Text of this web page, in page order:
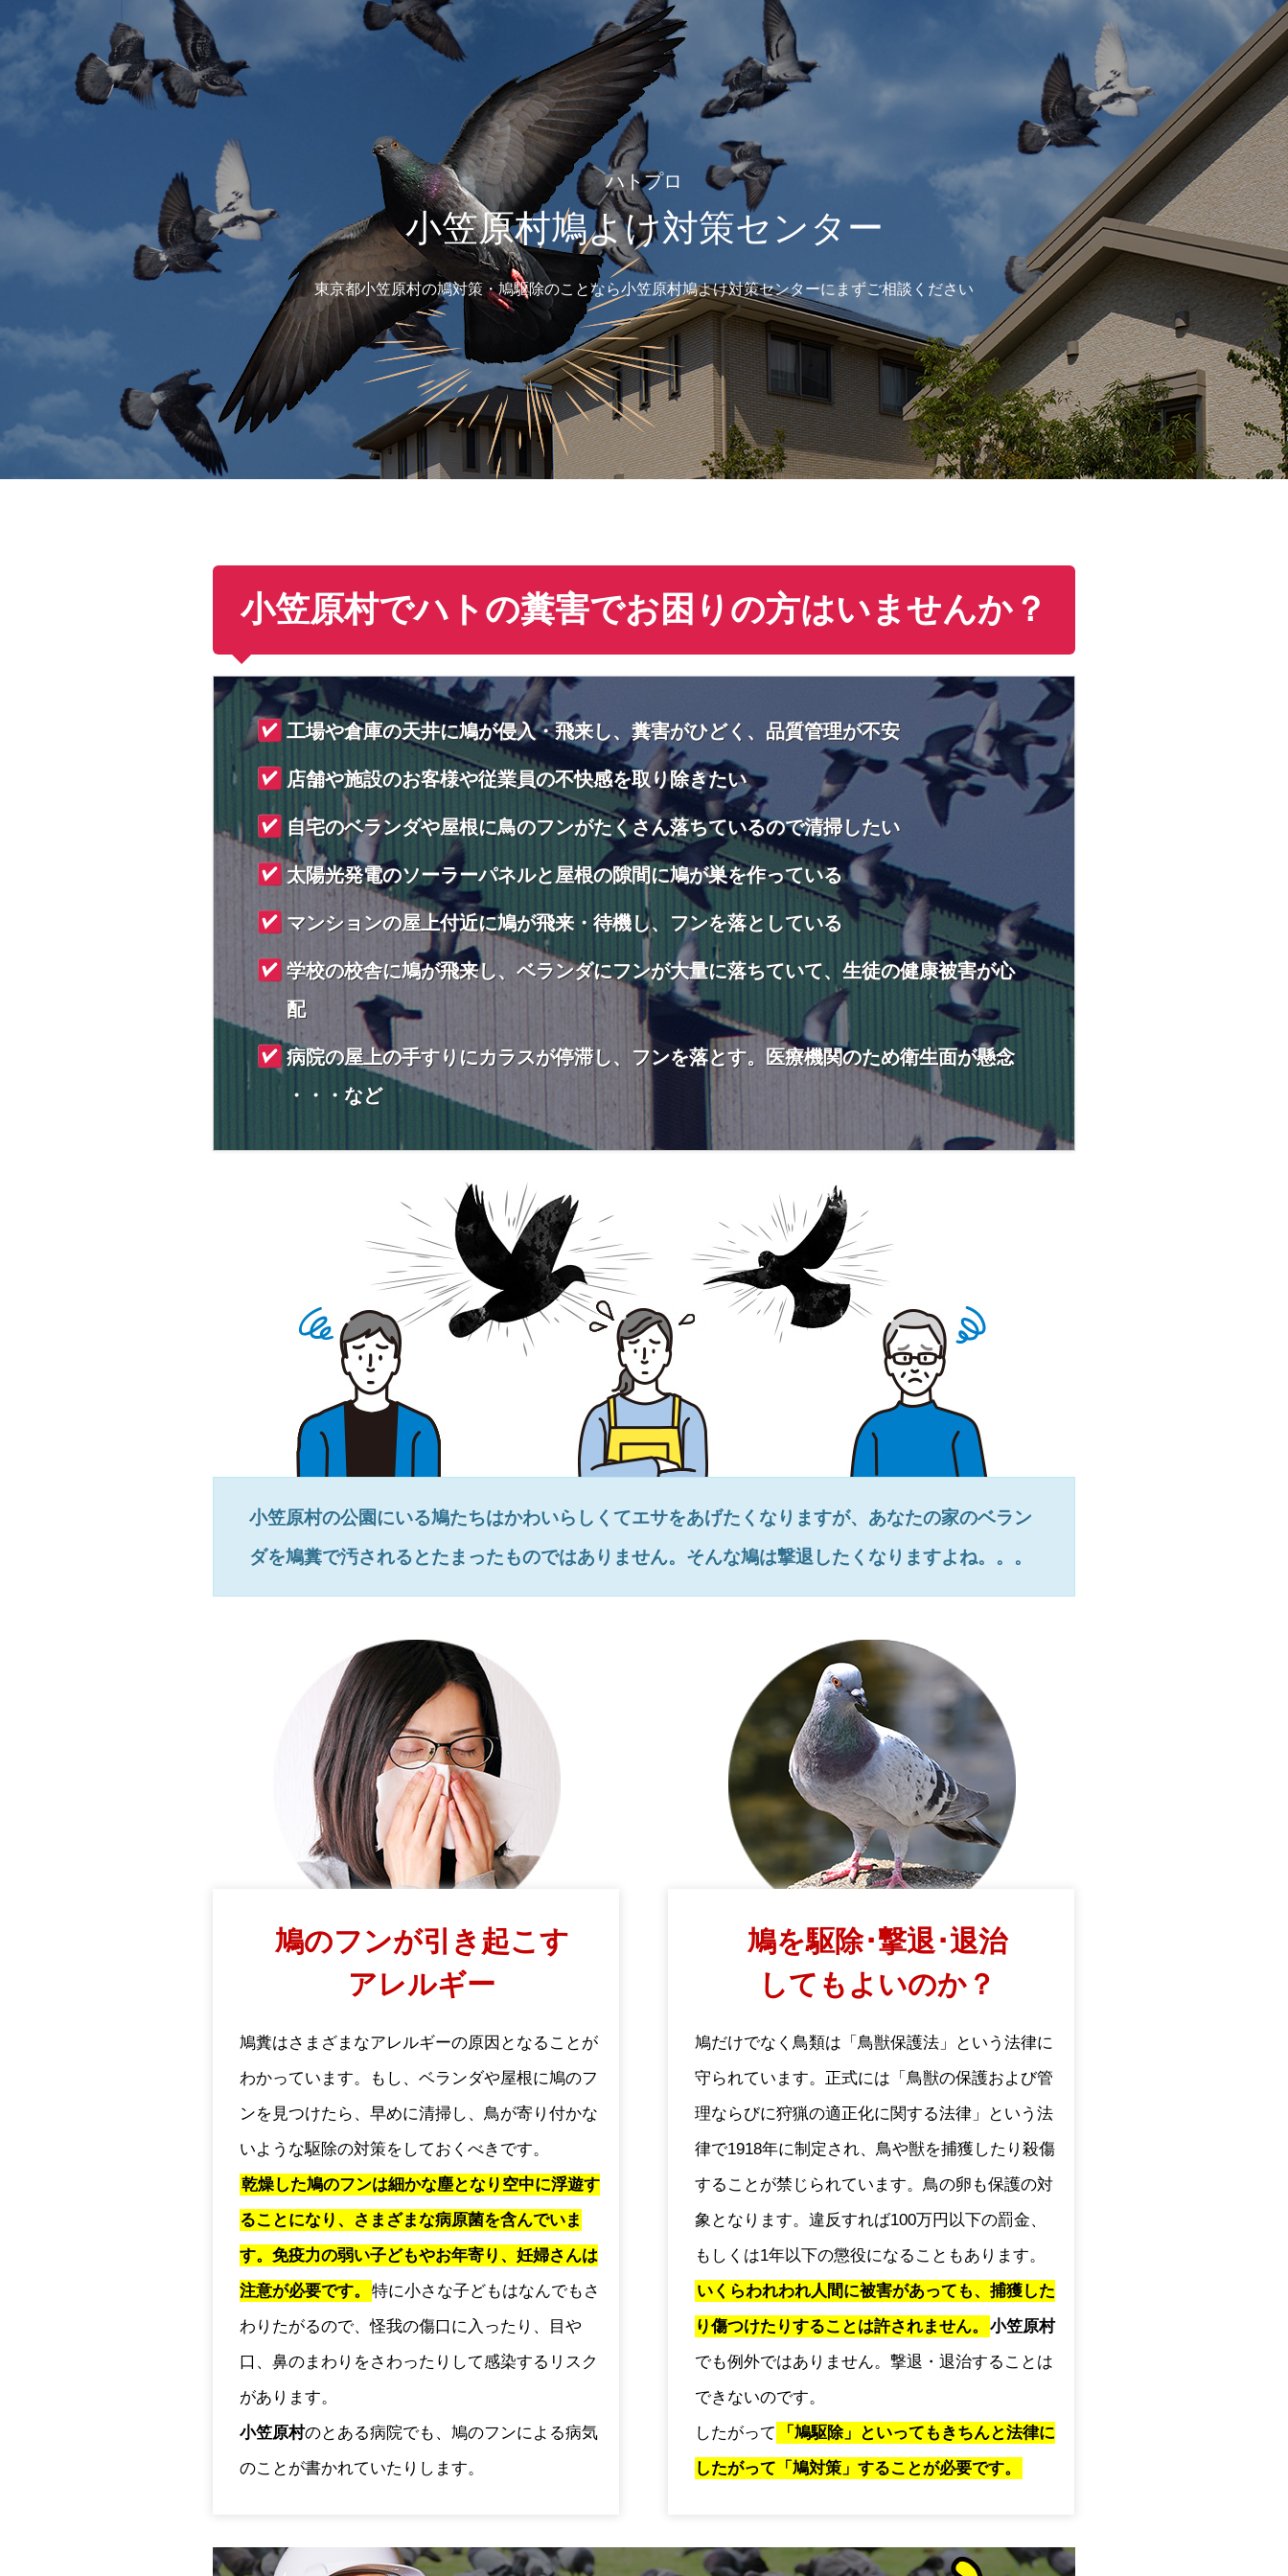
ハトプロ
小笠原村鳩よけ対策センター
東京都小笠原村の鳩対策・鳩駆除のことなら小笠原村鳩よけ対策センターにまずご相談ください
小笠原村でハトの糞害でお困りの方はいませんか？
工場や倉庫の天井に鳩が侵入・飛来し、糞害がひどく、品質管理が不安
店舗や施設のお客様や従業員の不快感を取り除きたい
自宅のベランダや屋根に鳥のフンがたくさん落ちているので清掃したい
太陽光発電のソーラーパネルと屋根の隙間に鳩が巣を作っている
マンションの屋上付近に鳩が飛来・待機し、フンを落としている
学校の校舎に鳩が飛来し、ベランダにフンが大量に落ちていて、生徒の健康被害が心
配
病院の屋上の手すりにカラスが停滞し、フンを落とす。医療機関のため衛生面が懸念
・・・など
小笠原村の公園にいる鳩たちはかわいらしくてエサをあげたくなりますが、あなたの家のベラン
ダを鳩糞で汚されるとたまったものではありません。そんな鳩は撃退したくなりますよね。。。
鳩のフンが引き起こす
アレルギー
鳩糞はさまざまなアレルギーの原因となることが
わかっています。もし、ベランダや屋根に鳩のフ
ンを見つけたら、早めに清掃し、鳥が寄り付かな
いような駆除の対策をしておくべきです。
乾燥した鳩のフンは細かな塵となり空中に浮遊す
ることになり、さまざまな病原菌を含んでいま
す。免疫力の弱い子どもやお年寄り、妊婦さんは
注意が必要です。
特に小さな子どもはなんでもさ
わりたがるので、怪我の傷口に入ったり、目や
口、鼻のまわりをさわったりして感染するリスク
があります。
小笠原村のとある病院でも、鳩のフンによる病気
のことが書かれていたりします。
鳩を駆除･撃退･退治
してもよいのか？
鳩だけでなく鳥類は「鳥獣保護法」という法律に
守られています。正式には「鳥獣の保護および管
理ならびに狩猟の適正化に関する法律」という法
律で1918年に制定され、鳥や獣を捕獲したり殺傷
することが禁じられています。鳥の卵も保護の対
象となります。違反すれば100万円以下の罰金、
もしくは1年以下の懲役になることもあります。
いくらわれわれ人間に被害があっても、捕獲した
り傷つけたりすることは許されません。
小笠原村
でも例外ではありません。撃退・退治することは
できないのです。
したがって
「鳩駆除」といってもきちんと法律に
したがって「鳩対策」することが必要です。